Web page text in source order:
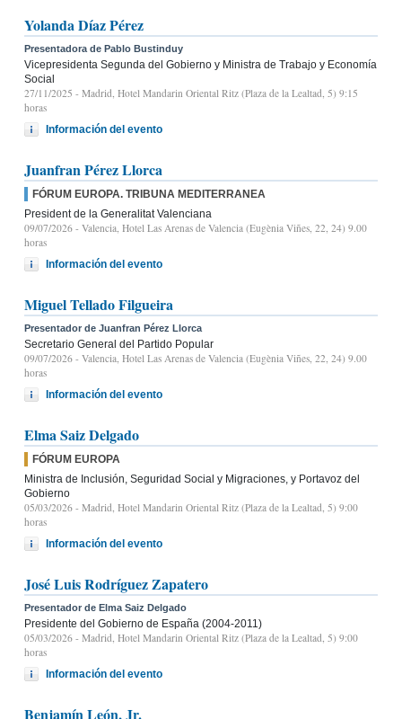
Yolanda Díaz Pérez
Presentadora de Pablo Bustinduy
Vicepresidenta Segunda del Gobierno y Ministra de Trabajo y Economía
Social
27/11/2025 - Madrid, Hotel Mandarin Oriental Ritz (Plaza de la Lealtad, 5) 9:15
horas
Información del evento
Juanfran Pérez Llorca
FÓRUM EUROPA. TRIBUNA MEDITERRANEA
President de la Generalitat Valenciana
09/07/2026 - Valencia, Hotel Las Arenas de Valencia (Eugènia Viñes, 22, 24) 9.00
horas
Información del evento
Miguel Tellado Filgueira
Presentador de Juanfran Pérez Llorca
Secretario General del Partido Popular
09/07/2026 - Valencia, Hotel Las Arenas de Valencia (Eugènia Viñes, 22, 24) 9.00
horas
Información del evento
Elma Saiz Delgado
FÓRUM EUROPA
Ministra de Inclusión, Seguridad Social y Migraciones, y Portavoz del
Gobierno
05/03/2026 - Madrid, Hotel Mandarin Oriental Ritz (Plaza de la Lealtad, 5) 9:00
horas
Información del evento
José Luis Rodríguez Zapatero
Presentador de Elma Saiz Delgado
Presidente del Gobierno de España (2004-2011)
05/03/2026 - Madrid, Hotel Mandarin Oriental Ritz (Plaza de la Lealtad, 5) 9:00
horas
Información del evento
Benjamín León, Jr.